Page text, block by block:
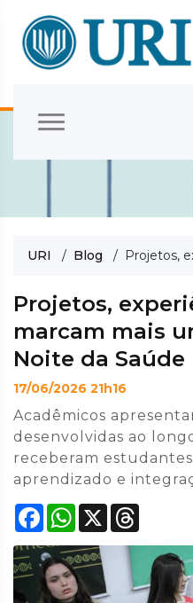
URI / Blog / Projetos, experiências
Projetos,
marcam mais
Noite da Saúde
17/06/2026 21h16
Acadêmicos
desenvolvidas ao
receberam
aprendizado e
Facebook
WhatsApp
X Threads